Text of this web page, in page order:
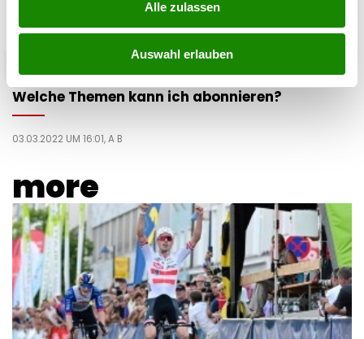
Alle zulassen
Auswahl erlauben
Welche Themen kann ich abonnieren?
03.03.2022 UM 16:01,A B
more